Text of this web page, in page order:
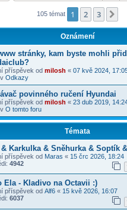
105 témat 1 2 3
Oznámení
stránky, kam byste mohli
příspěvek od milosh « 07 kvě 2024,
Odkazy
povinného ručení Hyundai
příspěvek od milosh « 23 dub 2019,
O tomto foru
Témata
& Karkulka & Sněhurka & Soptík
příspěvek od Maras « 15 črc 2026, 18:24
4942
Ela - Kladivo na Octavii :)
příspěvek od Alf6 « 15 kvě 2026, 16:07
6037